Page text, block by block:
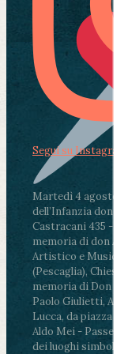
Martedì 4
dell’Infanzia don
Castracani 435 -
memoria di don
Artistico e Musicale
(Pescaglia),
memoria di Don
Paolo Giulietti,
Lucca, da piazza
Aldo Mei -
dei luoghi simbolo
Segui su Instagram